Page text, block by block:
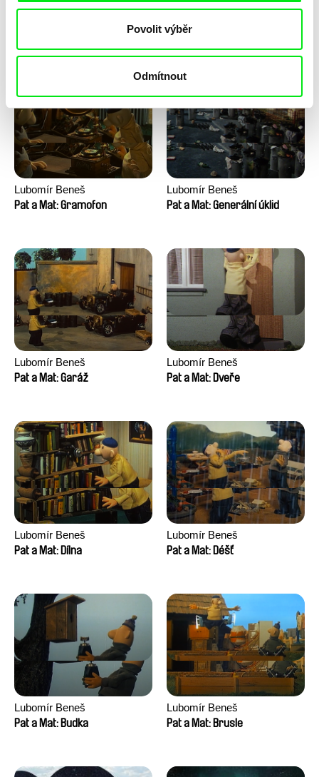
Povolit výběr
Odmítnout
Pat a Mat: Houpací křeslo
Pat a Mat: Gril
Lubomír Beneš
Pat a Mat: Gramofon
Lubomír Beneš
Pat a Mat: Generální úklid
Lubomír Beneš
Pat a Mat: Garáž
Lubomír Beneš
Pat a Mat: Dveře
Lubomír Beneš
Pat a Mat: Dílna
Lubomír Beneš
Pat a Mat: Déšť
Lubomír Beneš
Pat a Mat: Budka
Lubomír Beneš
Pat a Mat: Brusle